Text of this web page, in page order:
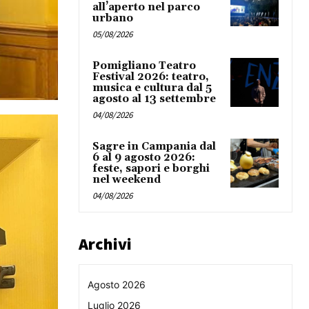
all’aperto nel parco
urbano
05/08/2026
Pomigliano Teatro
Festival 2026: teatro,
musica e cultura dal 5
agosto al 13 settembre
04/08/2026
Sagre in Campania dal
6 al 9 agosto 2026:
feste, sapori e borghi
nel weekend
04/08/2026
Archivi
Agosto 2026
Luglio 2026